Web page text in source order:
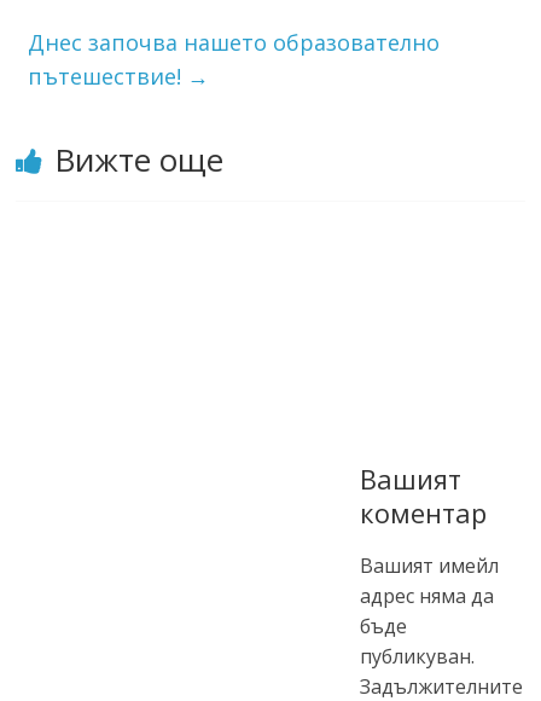
Днес започва нашето образователно
пътешествие! →
Вижте още
Вашият
коментар
Вашият имейл
адрес няма да
бъде
публикуван.
Задължителните